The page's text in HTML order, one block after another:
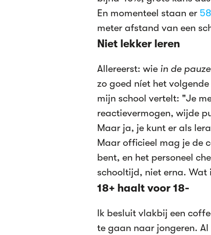
En momenteel staan er
meter afstand van een
Niet lekker leren
Allereerst: wie in de
zo goed níet het
mijn school vertelt: "Je
reactievermogen, wijde
Maar ja, je kunt er als
Maar officieel mag je de
bent, en het personeel
schooltijd, niet erna. Wat
18+ haalt voor 18-
Ik besluit vlakbij een
te gaan naar jongeren. Al